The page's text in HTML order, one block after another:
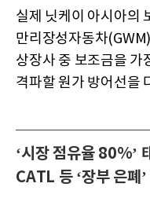
실제 닛케이 아시아의
만리장성자동차
상장사 중 보조금을 가
격파할 원가 방어선을
‘시장 점유율 80%’
CATL 등 ‘장부 은폐